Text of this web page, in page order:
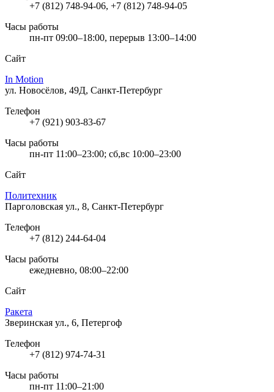
+7 (812) 748-94-06, +7 (812) 748-94-05
Часы работы
пн-пт 09:00–18:00, перерыв 13:00–14:00
Сайт
In Motion
ул. Новосёлов, 49Д, Санкт-Петербург
Телефон
+7 (921) 903-83-67
Часы работы
пн-пт 11:00–23:00; сб,вс 10:00–23:00
Сайт
Политехник
Парголовская ул., 8, Санкт-Петербург
Телефон
+7 (812) 244-64-04
Часы работы
ежедневно, 08:00–22:00
Сайт
Ракета
Зверинская ул., 6, Петергоф
Телефон
+7 (812) 974-74-31
Часы работы
пн-пт 11:00–21:00